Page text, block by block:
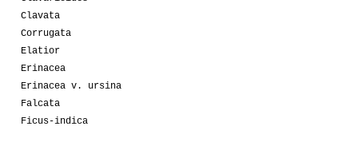
Clavata
Corrugata
Elatior
Erinacea
Erinacea v. ursina
Falcata
Ficus-indica